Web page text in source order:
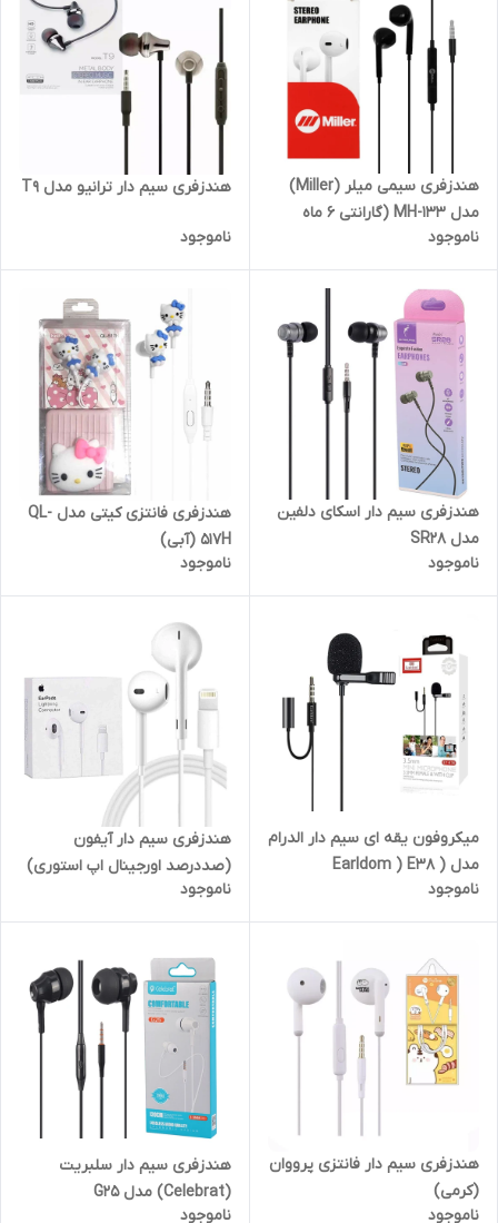
هندزفری سیمی میلر (Miller)
مدل MH-133 (گارانتی 6 ماه
پارتیان پایا)
ناموجود
هندزفری سیم دار ترانیو مدل T9
ناموجود
هندزفری سیم دار اسکای دلفین
مدل SR28
ناموجود
هندزفری فانتزی کیتی مدل QL-
517H (آبی)
ناموجود
میکروفون یقه ای سیم دار الدرام
مدل ( Earldom ) E38
ناموجود
هندزفری سیم دار آیفون
(صددرصد اورجینال اپ استوری)
ناموجود
هندزفری سیم دار فانتزی پرووان
(کرمی)
ناموجود
هندزفری سیم دار سلبریت
(Celebrat) مدل G25
ناموجود